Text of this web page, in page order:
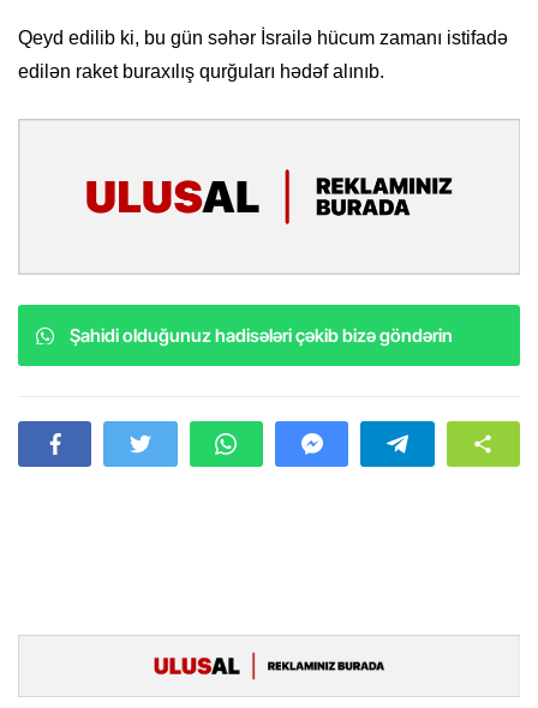
Qeyd edilib ki, bu gün səhər İsrailə hücum zamanı istifadə
edilən raket buraxılış qurğuları hədəf alınıb.
Şahidi olduğunuz hadisələri çəkib bizə göndərin